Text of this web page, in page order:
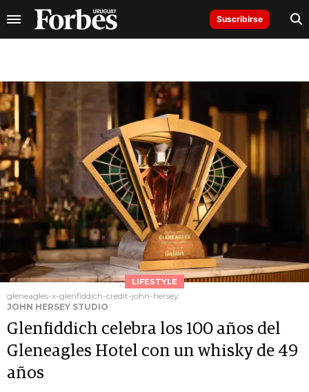
Suscribirse
LIFESTYLE
gleneagles-x-glenfiddich-credit-john-hersey
JOHN HERSEY STUDIO
Glenfiddich celebra los 100 años del
Gleneagles Hotel con un whisky de 49
años